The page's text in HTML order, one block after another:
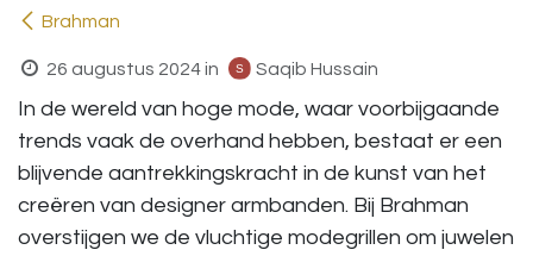
Brahman
26 augustus 2024 in Saqib Hussain
In de wereld van hoge mode, waar voorbijgaande
trends vaak de overhand hebben, bestaat er een
blijvende aantrekkingskracht in de kunst van het
creëren van designer armbanden. Bij Brahman
overstijgen we de vluchtige modegrillen om juwelen